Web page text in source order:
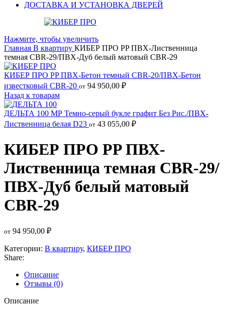
ДОСТАВКА И УСТАНОВКА ДВЕРЕЙ
Нажмите, чтобы увеличить
Главная В квартиру КИБЕР ПРО PP ПВХ-Лиственница
темная CBR-29/ПВХ-Дуб белый матовый CBR-29
КИБЕР ПРО PP ПВХ-Бетон темный CBR-20/ПВХ-Бетон
известковый CBR-20 от 94 950,00 ₽
Назад к товарам
ДЕЛЬТА 100 МР Темно-серый букле графит Без Рис./ПВХ-
Лиственница белая D23 от 43 055,00 ₽
КИБЕР ПРО PP ПВХ-
Лиственница темная CBR-29/
ПВХ-Дуб белый матовый
CBR-29
от 94 950,00 ₽
Категории: В квартиру, КИБЕР ПРО
Share:
Описание
Отзывы (0)
Описание